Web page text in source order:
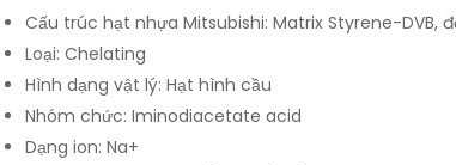
Cấu trúc hạt nhựa Mitsubishi: Matrix Styrene-DVB,
Loại: Chelating
Hình dạng vật lý: Hạt hình cầu
Nhóm chức: Iminodiacetate acid
Dạng ion: Na+